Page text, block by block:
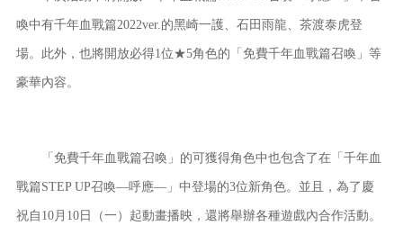
喚中有千年血戰篇2022ver.的黑崎一護、石田雨龍、茶渡泰虎登
場。此外，也將開放必得1位★5角色的「免費千年血戰篇召喚」等
豪華內容。
「免費千年血戰篇召喚」的可獲得角色中也包含了在「千年血
戰篇STEP UP召喚―呼應―」中登場的3位新角色。並且，為了慶
祝自10月10日（一）起動畫播映，還將舉辦各種遊戲內合作活動。